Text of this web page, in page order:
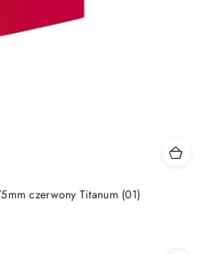
czerwony Titanum (01)